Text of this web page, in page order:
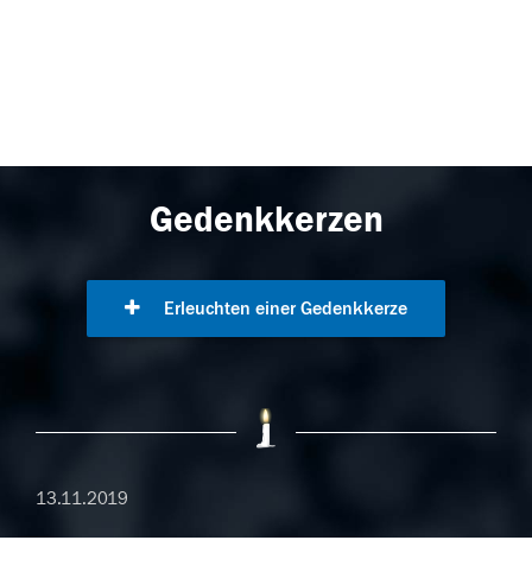
Gedenkkerzen
Erleuchten einer Gedenkkerze
13.11.2019